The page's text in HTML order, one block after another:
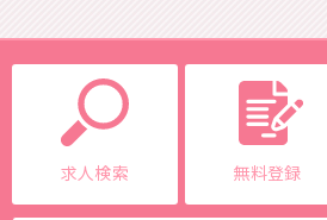
求人検索 無料登録